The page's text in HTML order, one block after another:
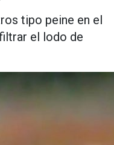
tipo peine en el
el lodo de